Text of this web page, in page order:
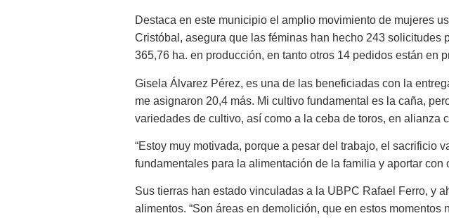
Destaca en este municipio el amplio movimiento de mujeres
Cristóbal, asegura que las féminas han hecho 243 solicitudes
365,76 ha. en producción, en tanto otros 14 pedidos están en
Gisela Álvarez Pérez, es una de las beneficiadas con la
me asignaron 20,4 más. Mi cultivo fundamental es la caña,
variedades de cultivo, así como a la ceba de toros, en alianza
“Estoy muy motivada, porque a pesar del trabajo, el sacrificio
fundamentales para la alimentación de la familia y aportar con
Sus tierras han estado vinculadas a la UBPC Rafael Ferro, y
alimentos. “Son áreas en demolición, que en estos